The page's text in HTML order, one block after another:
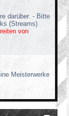
darüber. - Bitte
(Streams)
von
Meisterwerke